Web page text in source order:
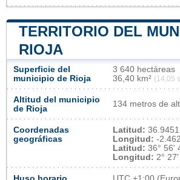
TERRITORIO DEL
RIOJA
Superficie del
municipio de Rioja
3 640 hectáreas
36,40 km² (14,05
Altitud del municipio
de Rioja
134 metros de
Coordenadas
geográficas
Latitud: 36.9451
Longitud: -
Latitud: 36° 56'
Longitud: 2°